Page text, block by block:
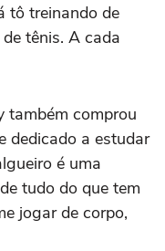
tô treinando de
tênis. A cada
também comprou
dedicado a estudar
é uma
tudo do que tem
jogar de corpo,